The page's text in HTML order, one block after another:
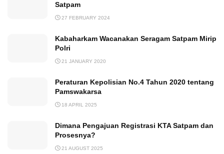
Satpam
27 FEBRUARY 2024
Kabaharkam Wacanakan Seragam Satpam Mirip
Polri
21 JANUARY 2020
Peraturan Kepolisian No.4 Tahun 2020 tentang
Pamswakarsa
18 APRIL 2025
Dimana Pengajuan Registrasi KTA Satpam dan
Prosesnya?
21 AUGUST 2025